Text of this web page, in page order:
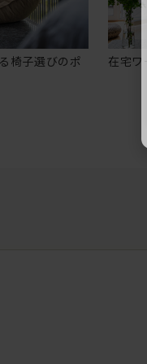
椅子選びのポ
在宅